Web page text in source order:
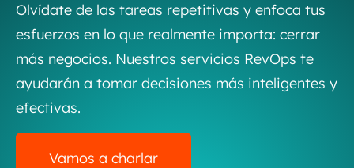
Olvídate de las tareas repetitivas y enfoca tus
esfuerzos en lo que realmente importa: cerrar
más negocios. Nuestros servicios RevOps te
ayudarán a tomar decisiones más inteligentes y
efectivas.
Vamos a charlar